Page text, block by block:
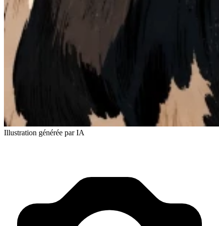
Illustration générée par IA